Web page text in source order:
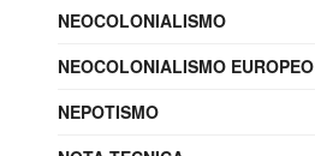
NEOCOLONIALISMO
NEOCOLONIALISMO EUROPEO
NEPOTISMO